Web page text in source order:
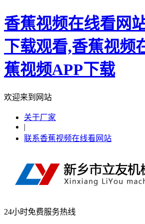
香蕉视频在线看网
下载观看,香蕉视频
蕉视频APP下载
欢迎来到网站
关于厂家
|
联系香蕉视频在线看网站
24小时免费服务热线